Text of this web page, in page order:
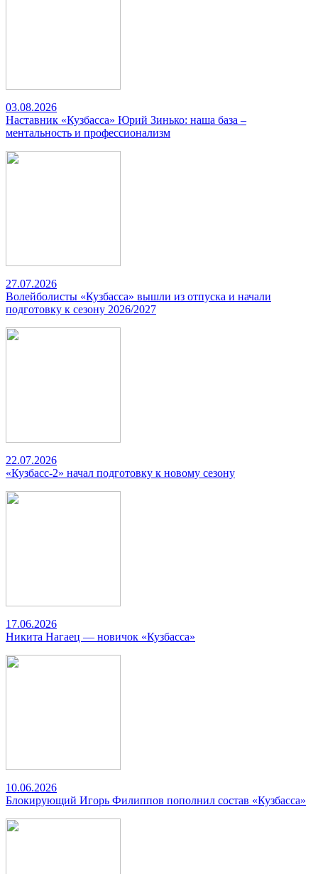
03.08.2026
Наставник «Кузбасса» Юрий Зинько: наша база –
ментальность и профессионализм
27.07.2026
Волейболисты «Кузбасса» вышли из отпуска и начали
подготовку к сезону 2026/2027
22.07.2026
«Кузбасс-2» начал подготовку к новому сезону
17.06.2026
Никита Нагаец — новичок «Кузбасса»
10.06.2026
Блокирующий Игорь Филиппов пополнил состав «Кузбасса»